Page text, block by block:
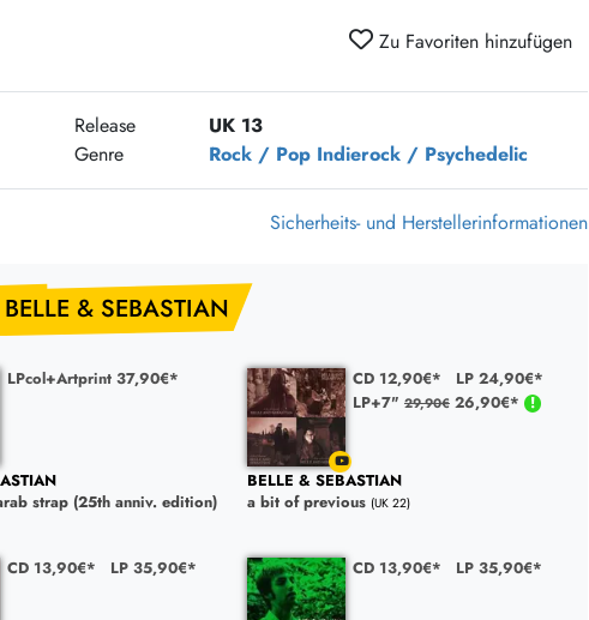
FLIGHT 13 REC. SALE
Unter Schafen-Vinyl günstig
Zu Favoriten hinzufügen
Release
UK 13
Genre Rock / Pop Indierock / Psychedelic
Sicherheits- und Herstellerinformationen
& SEBASTIAN
LPcol+Artprint 37,90€*
strap (25th anniv. edition)
CD 12,90€*
LP 24,90€*
LP+7" 29,90€26,90€*
BELLE & SEBASTIAN
a bit of previous (UK 22)
CD 13,90€* LP 35,90€* CD 13,90€* LP 35,90€*